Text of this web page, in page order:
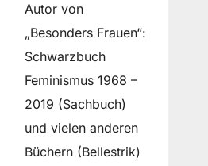
Autor von
„Besonders Frauen“:
Schwarzbuch
Feminismus 1968 –
2019 (Sachbuch)
und vielen anderen
Büchern (Bellestrik)